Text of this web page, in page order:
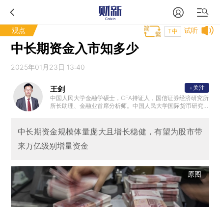
观点 试听
T中
中长期资金入市知多少
2025年01月23日 13:40
王剑
中国人民大学金融学硕士，CFA持证人，国信证券经济研究所
所长助理、金融业首席分析师。中国人民大学国际货币研究
国人民银行郑州培训学院客座教授。
+关注
中长期资金规模体量庞大且增长稳健，有望为股市带
来万亿级别增量资金
原图